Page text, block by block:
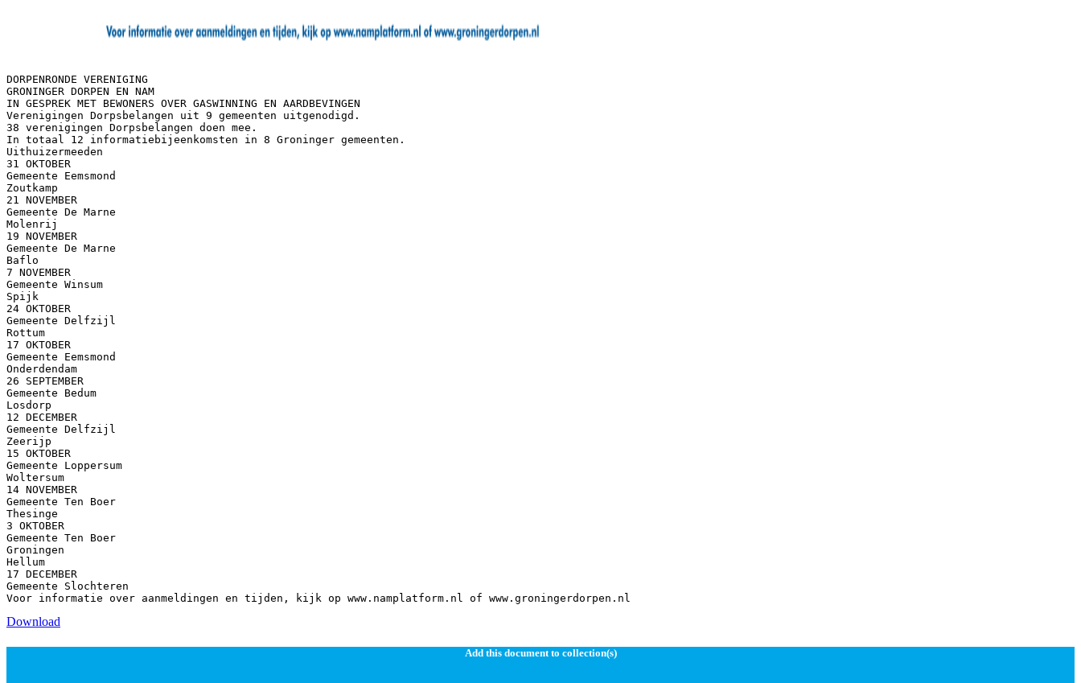
DORPENRONDE VERENIGING
GRONINGER DORPEN EN NAM
IN GESPREK MET BEWONERS OVER GASWINNING EN AARDBEVINGEN
Verenigingen Dorpsbelangen uit 9 gemeenten uitgenodigd.
38 verenigingen Dorpsbelangen doen mee.
In totaal 12 informatiebijeenkomsten in 8 Groninger gemeenten.
Uithuizermeeden
31 OKTOBER
Gemeente Eemsmond
Zoutkamp
21 NOVEMBER
Gemeente De Marne
Molenrij
19 NOVEMBER
Gemeente De Marne
Baflo
7 NOVEMBER
Gemeente Winsum
Spijk
24 OKTOBER
Gemeente Delfzijl
Rottum
17 OKTOBER
Gemeente Eemsmond
Onderdendam
26 SEPTEMBER
Gemeente Bedum
Losdorp
12 DECEMBER
Gemeente Delfzijl
Zeerijp
15 OKTOBER
Gemeente Loppersum
Woltersum
14 NOVEMBER
Gemeente Ten Boer
Thesinge
3 OKTOBER
Gemeente Ten Boer
Groningen
Hellum
17 DECEMBER
Gemeente Slochteren
Download
Add this document to collection(s)